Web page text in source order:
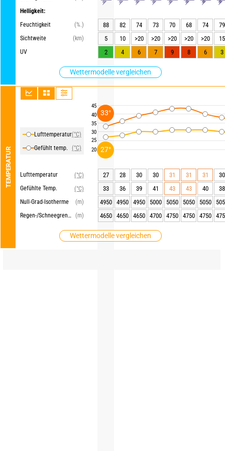
Helligkeit:
Feuchtigkeit
(%.)
Sichtweite
(km)
UV
Wettermodelle vergleichen
TEMPERATUR
Lufttemperatur(°C)
Gefühlt temp.
(°C)
Lufttemperatur
(°C)
Gefühlte Temp.
(°C)
Null-Grad-Isotherme
(m)
Regen-/Schneegrenze (m)
Wettermodelle vergleichen
45
40
35
30
25
20
88 82 74 73 70 68 74
79
5
10 >20 >20 >20 >20 >20
15
2
4 6 7 9 8 6 3
27 28 30 30 31 31 31
30
33
36 39 41 43 43 40
38
4950
4950 4950 5000 5050 5050 5050
4650
4650 4650 4700 4750 4750 4750
27°
33°